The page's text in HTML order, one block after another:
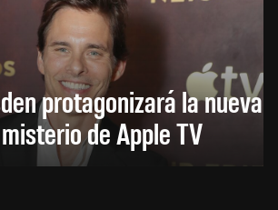
protagonizará la nueva
de Apple TV